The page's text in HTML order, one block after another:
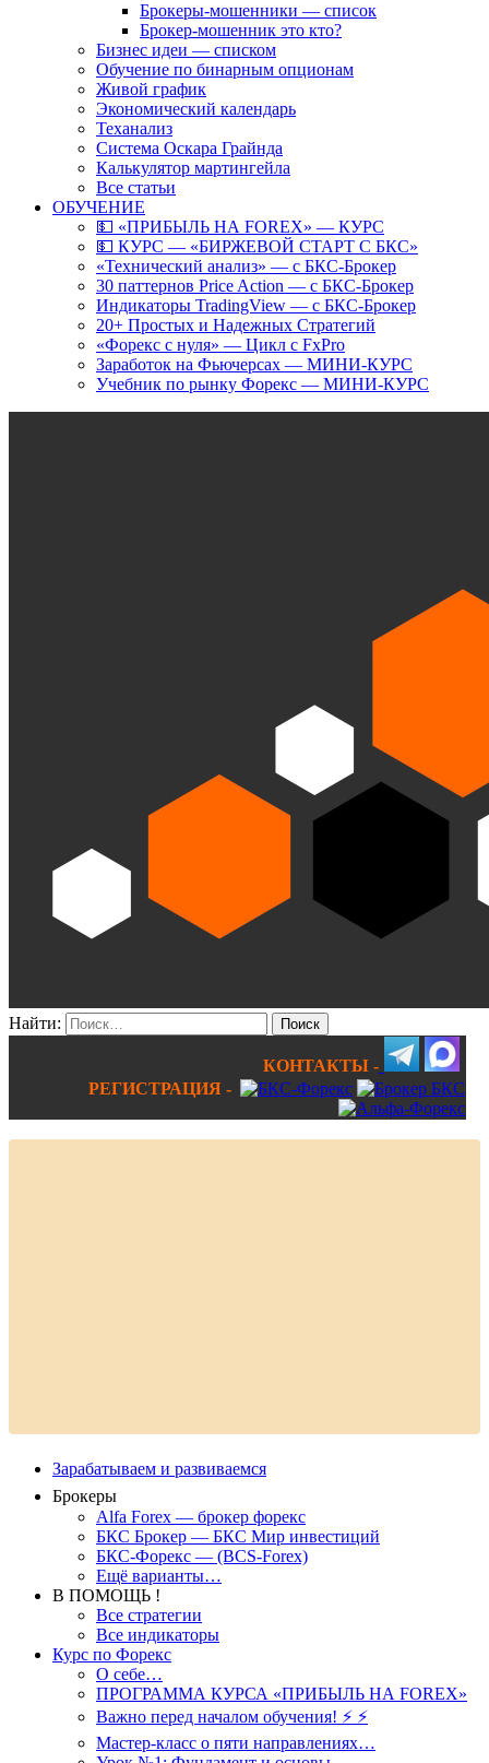
Брокеры-мошенники — список
Брокер-мошенник это кто?
Бизнес идеи — списком
Обучение по бинарным опционам
Живой график
Экономический календарь
Теханализ
Система Оскара Грайнда
Калькулятор мартингейла
Все статьи
ОБУЧЕНИЕ
💵 «ПРИБЫЛЬ НА FOREX» — КУРС
💵 КУРС — «БИРЖЕВОЙ СТАРТ С БКС»
«Технический анализ» — с БКС-Брокер
30 паттернов Price Action — с БКС-Брокер
Индикаторы TradingView — с БКС-Брокер
20+ Простых и Надежных Стратегий
«Форекс с нуля» — Цикл с FxPro
Заработок на Фьючерсах — МИНИ-КУРС
Учебник по рынку Форекс — МИНИ-КУРС
Найти:
КОНТАКТЫ -
РЕГИСТРАЦИЯ -
Зарабатываем и развиваемся
Брокеры
Alfa Forex — брокер форекс
БКС Брокер — БКС Мир инвестиций
БКС-Форекс — (BCS-Forex)
Ещё варианты…
В ПОМОЩЬ !
Все стратегии
Все индикаторы
Курс по Форекс
О себе…
ПРОГРАММА КУРСА «ПРИБЫЛЬ НА FOREX»
Важно перед началом обучения! ⚡ ⚡
Мастер-класс о пяти направлениях…